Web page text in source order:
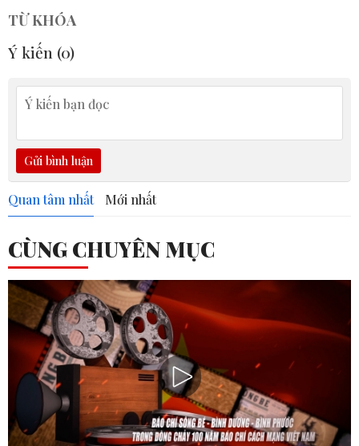
TỪ KHÓA
Ý kiến (0)
Gửi bình luận
Quan tâm nhất Mới nhất
CÙNG CHUYÊN MỤC